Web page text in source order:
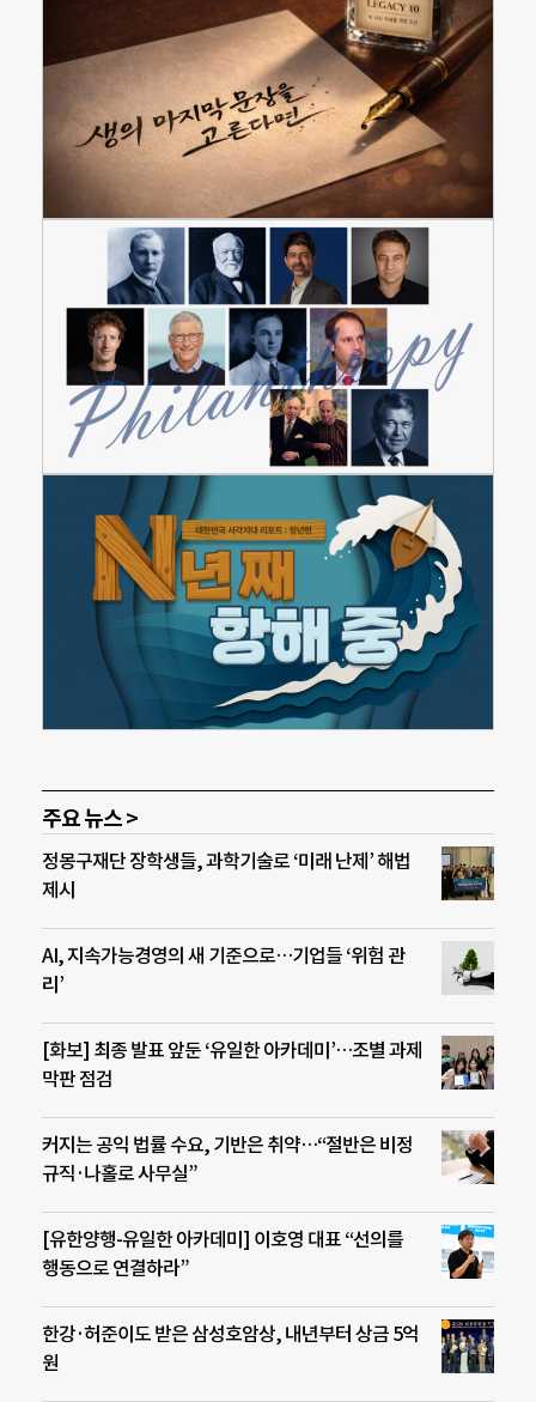
주요 뉴스 >
정몽구재단 장학생들, 과학기술로 ‘미래 난제’ 해법
제시
AI, 지속가능경영의 새 기준으로…기업들 ‘위험 관
리’
[화보] 최종 발표 앞둔 ‘유일한 아카데미’…조별 과제
막판 점검
커지는 공익 법률 수요, 기반은 취약…“절반은 비정
규직·나홀로 사무실”
[유한양행-유일한 아카데미] 이호영 대표 “선의를
행동으로 연결하라”
한강·허준이도 받은 삼성호암상, 내년부터 상금 5억
원